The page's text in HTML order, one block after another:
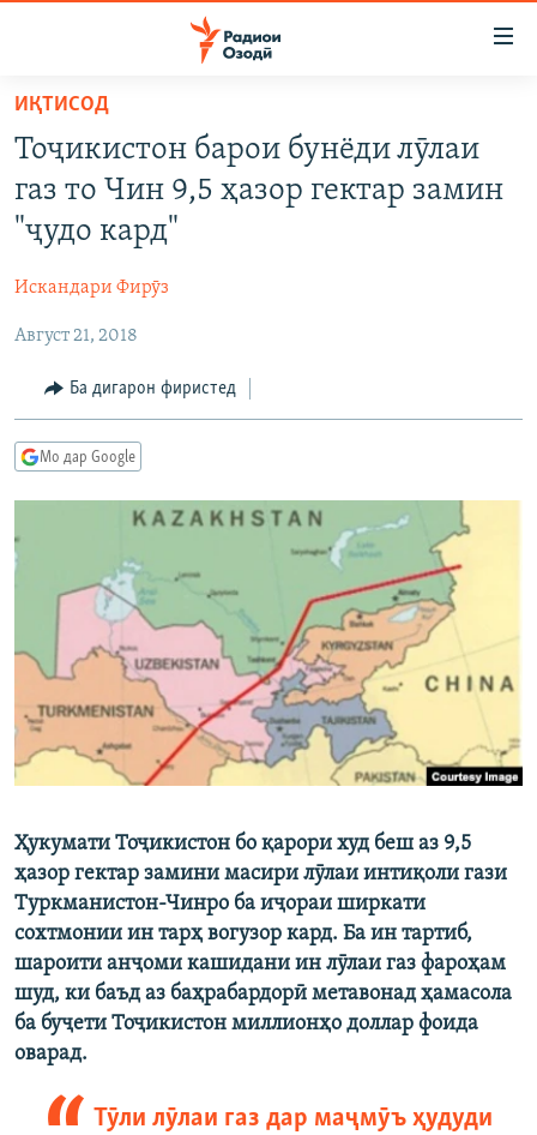
Ҷаҳиш
мояи
аслӣ
Ҷаҳиш
феҳристи
Ҷаҳиш
ҷустор
ҚАЗИЯИ "КРОКУС"
ОСИЁИ МАРКАЗӢ
ФАРҲАНГ
ВАРЗИШ
ГАПИ ОЗОД
РӮЗГОРИ МУҲОҶИР
ТАҲҚИҚОТ
ҶАНГ ДАР УКРАИНА
НАЗАРИ МАРДУМ
ОЗОДӢ ОНЛАЙН
ВИДЕО
НИГОРИСТОН
ГУЗОРИШҲОИ РАДИОӢ
РӮЙХАТҲО
КИТОБҲОИ ОЗОДӢ
Русский
ПАЙГИРӢ КУНЕД
ИҚТИСОД
Тоҷикистон барои бунёди лӯлаи
газ то Чин 9,5 ҳазор гектар замин
"ҷудо кард"
Искандари Фирӯз
Август 21, 2018
Ба дигарон фиристед
Мо дар Google
Ҳукумати Тоҷикистон бо қарори худ беш аз 9,5
ҳазор гектар замини масири лӯлаи интиқоли гази
Туркманистон-Чинро ба иҷораи ширкати
сохтмонии ин тарҳ вогузор кард. Ба ин тартиб,
шароити анҷоми кашидани ин лӯлаи газ фароҳам
шуд, ки баъд аз баҳрабардорӣ метавонад ҳамасола
ба буҷети Тоҷикистон миллионҳо доллар фоида
оварад.
Тӯли лӯлаи газ дар маҷмӯъ ҳудуди